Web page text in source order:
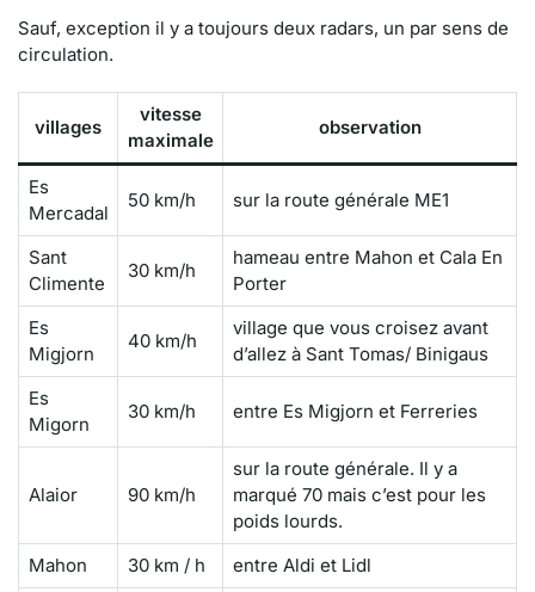
Sauf, exception il y a toujours deux radars, un par sens de
circulation.
villages
vitesse
maximale
observation
Es
Mercadal
50 km/h sur la route générale ME1
Sant
Climente
30 km/h
hameau entre Mahon et Cala En
Porter
Es
Migjorn
40 km/h
village que vous croisez avant
d’allez à Sant Tomas/ Binigaus
Es
Migorn
30 km/h entre Es Migjorn et Ferreries
Alaior 90 km/h
sur la route générale. Il y a
marqué 70 mais c’est pour les
poids lourds.
Mahon
30 km / h
entre Aldi et Lidl